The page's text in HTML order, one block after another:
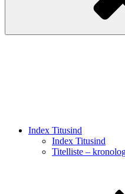
Index Titusind
Index Titusind
Titelliste –